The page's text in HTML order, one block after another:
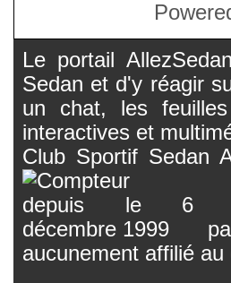
Le portail
Sedan et d'y réagir
un chat, les
interactives et
Club Sportif Sedan
aucunement affilié